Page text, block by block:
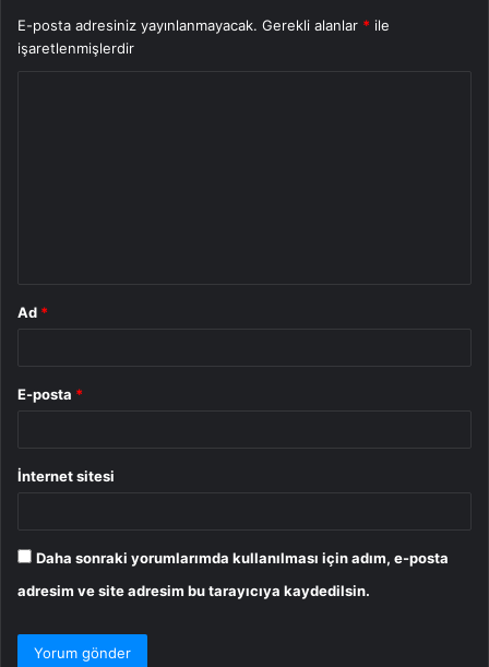
E-posta adresiniz yayınlanmayacak. Gerekli alanlar * ile
işaretlenmişlerdir
Ad *
E-posta *
İnternet sitesi
Daha sonraki yorumlarımda kullanılması için adım, e-posta
adresim ve site adresim bu tarayıcıya kaydedilsin.